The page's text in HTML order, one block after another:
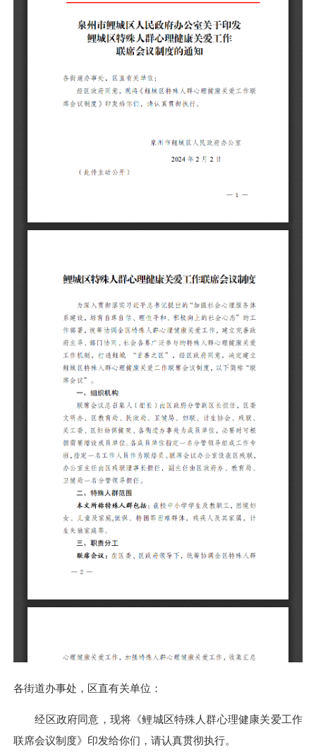
各街道办事处，区直有关单位：
经区政府同意，现将《鲤城区特殊人群心理健康关爱工作
联席会议制度》印发给你们，请认真贯彻执行。